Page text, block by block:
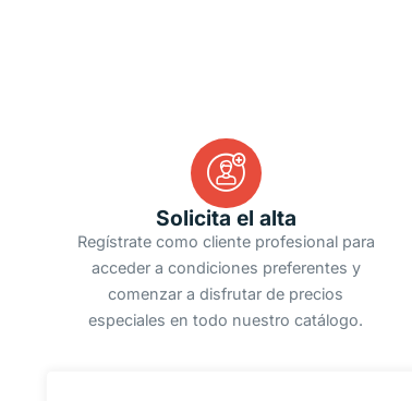
Solicita el alta
Regístrate como cliente profesional para
acceder a condiciones preferentes y
comenzar a disfrutar de precios
especiales en todo nuestro catálogo.